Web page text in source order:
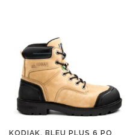
KODIAK, BLEU PLUS 6 PO